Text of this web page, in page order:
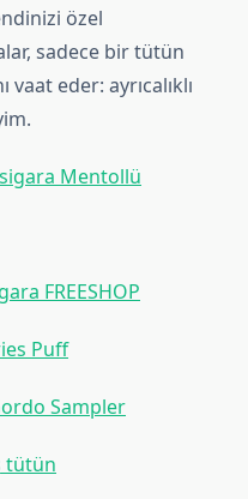
özel
sadece bir tütün
eder: ayrıcalıklı
Mentollü
FREESHOP
Puff
Sampler
tütün